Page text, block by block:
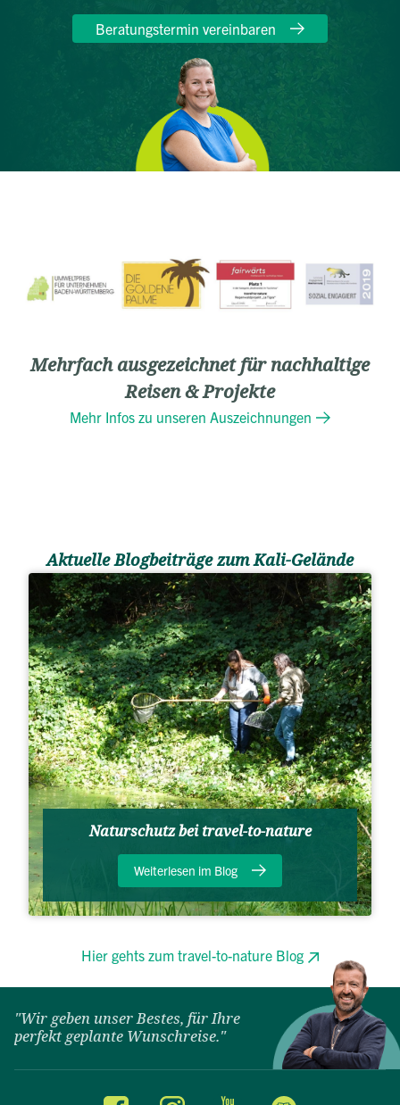
Beratungstermin vereinbaren
Mehrfach ausgezeichnet für nachhaltige
Reisen & Projekte
Mehr Infos zu unseren Auszeichnungen
Aktuelle Blogbeiträge zum Kali-Gelände
Naturschutz bei travel-to-nature
Weiterlesen im Blog
Hier gehts zum travel-to-nature Blog
"Wir geben unser Bestes, für Ihre
perfekt geplante Wunschreise."